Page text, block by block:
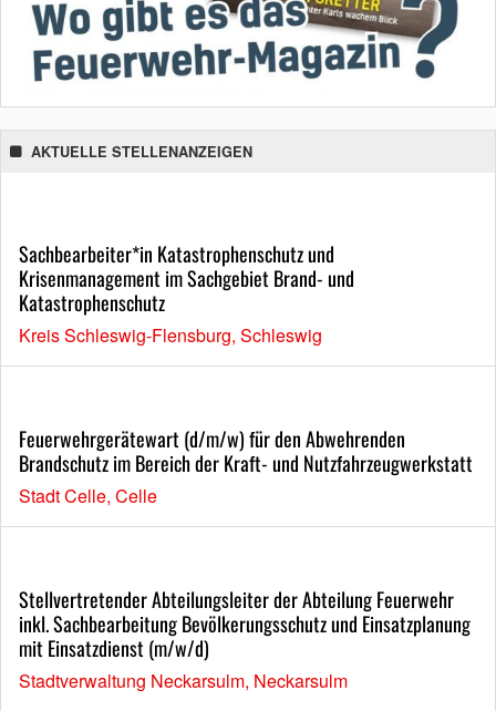
AKTUELLE STELLENANZEIGEN
Sachbearbeiter*in Katastrophenschutz und
Krisenmanagement im Sachgebiet Brand- und
Katastrophenschutz
Kreis Schleswig-Flensburg, Schleswig
Feuerwehrgerätewart (d/m/w) für den Abwehrenden
Brandschutz im Bereich der Kraft- und Nutzfahrzeugwerkstatt
Stadt Celle, Celle
Stellvertretender Abteilungsleiter der Abteilung Feuerwehr
inkl. Sachbearbeitung Bevölkerungsschutz und Einsatzplanung
mit Einsatzdienst (m/w/d)
Stadtverwaltung Neckarsulm, Neckarsulm